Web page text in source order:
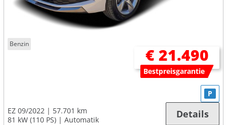
Benzin
€ 21.490
Bestpreisgarantie
EZ 09/2022
57.701 km
81 kW (110 PS)
Automatik
P
Details